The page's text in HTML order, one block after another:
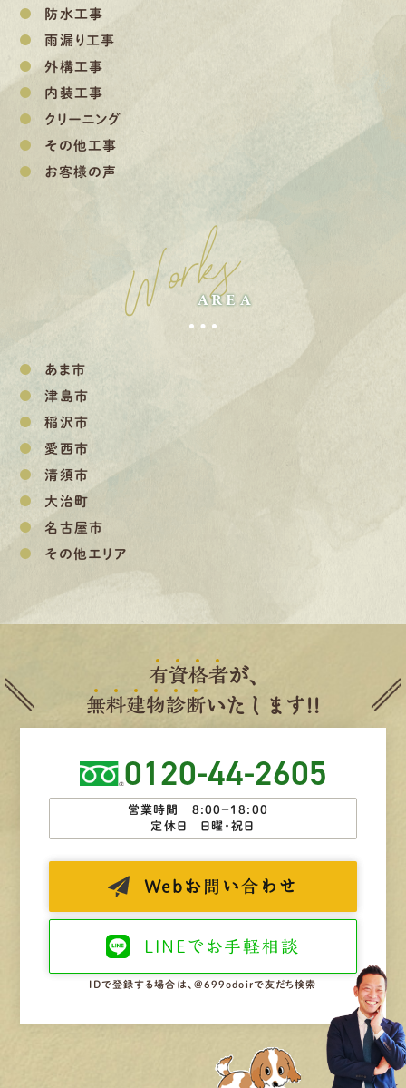
防水工事
雨漏り工事
外構工事
内装工事
クリーニング
その他工事
お客様の声
Works
AREA
あま市
津島市
稲沢市
愛西市
清須市
大治町
名古屋市
その他エリア
有資格者が、
無料建物診断いたします!!
0120-44-2605
営業時間 8:00−18:00 ｜
定休日 日曜・祝日
Web お問い合わせ
LINEで お手軽相談
IDで登録する場合は、@699odoirで友だち検索